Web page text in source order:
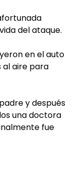
del ataque.
en el auto
al aire para
y después
una doctora
fue